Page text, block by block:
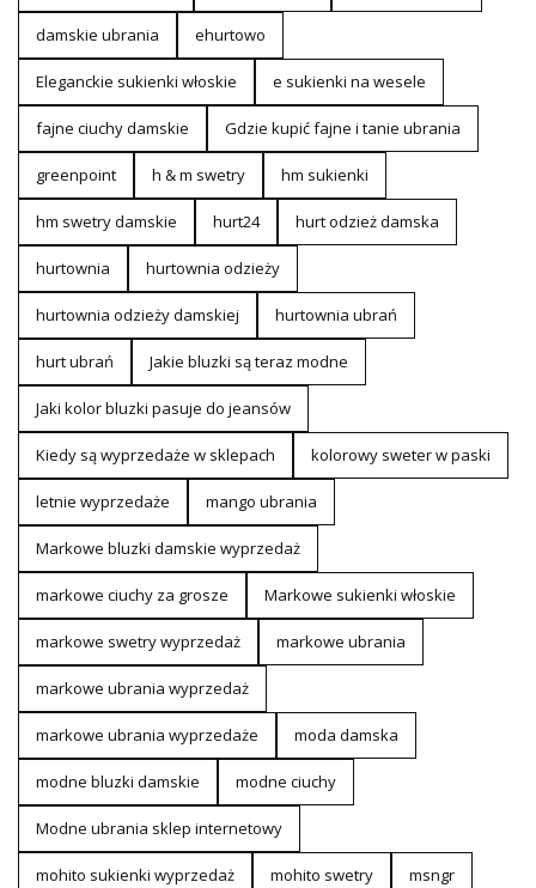
damskie ubrania ehurtowo
Eleganckie sukienki włoskie e sukienki na wesele
fajne ciuchy damskie Gdzie kupić fajne i tanie ubrania
greenpoint h & m swetry hm sukienki
hm swetry damskie hurt24 hurt odzież damska
hurtownia hurtownia odzieży
hurtownia odzieży damskiej hurtownia ubrań
hurt ubrań Jakie bluzki są teraz modne
Jaki kolor bluzki pasuje do jeansów
Kiedy są wyprzedaże w sklepach kolorowy sweter w paski
letnie wyprzedaże mango ubrania
Markowe bluzki damskie wyprzedaż
markowe ciuchy za grosze Markowe sukienki włoskie
markowe swetry wyprzedaż markowe ubrania
markowe ubrania wyprzedaż
markowe ubrania wyprzedaże moda damska
modne bluzki damskie modne ciuchy
Modne ubrania sklep internetowy
mohito sukienki wyprzedaż mohito swetry msngr